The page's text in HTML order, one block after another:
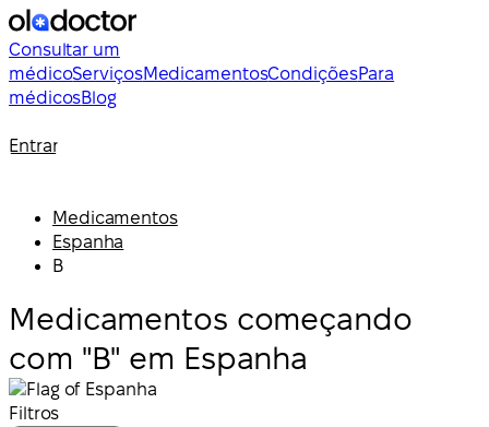
Consultar um
médicoServiçosMedicamentosCondiçõesPara
médicosBlog
Entrar
Medicamentos
Espanha
B
Medicamentos começando
com "B" em Espanha
Filtros